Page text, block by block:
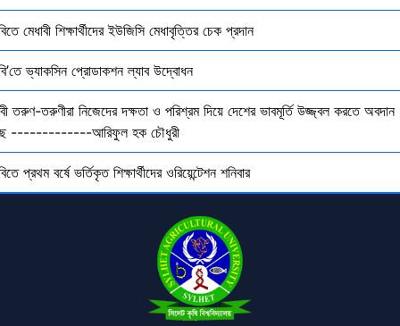
মেধাবী শিক্ষার্থীদের ইউজিসি মেধাবৃত্তির চেক প্রদান
ভ্যাকসিন প্রোডাকশন ল্যাব উদ্বোধন
তরুণ-তরুণীরা নিজেদের দক্ষতা ও পরিশ্রম দিয়ে দেশের ভাবমূর্তি উজ্জ্বল করতে অবদান
-------------আরিফুল হক চৌধুরী
প্রথম বর্ষে ভর্তিকৃত শিক্ষার্থীদের ওরিয়েন্টেশন শনিবার